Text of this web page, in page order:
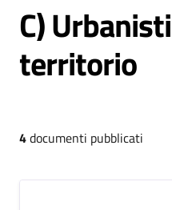
C)
territorio
4documenti pubblicati